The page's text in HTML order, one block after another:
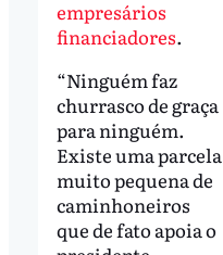
empresários
financiadores.
“Ninguém faz
churrasco de graça
para ninguém.
Existe uma parcela
muito pequena de
caminhoneiros
que de fato apoia o